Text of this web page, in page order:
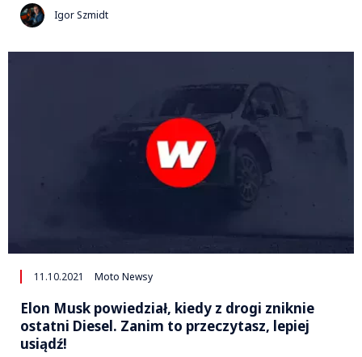
Igor Szmidt
11.10.2021 Moto Newsy
Elon Musk powiedział, kiedy z drogi zniknie
ostatni Diesel. Zanim to przeczytasz, lepiej
usiądź!